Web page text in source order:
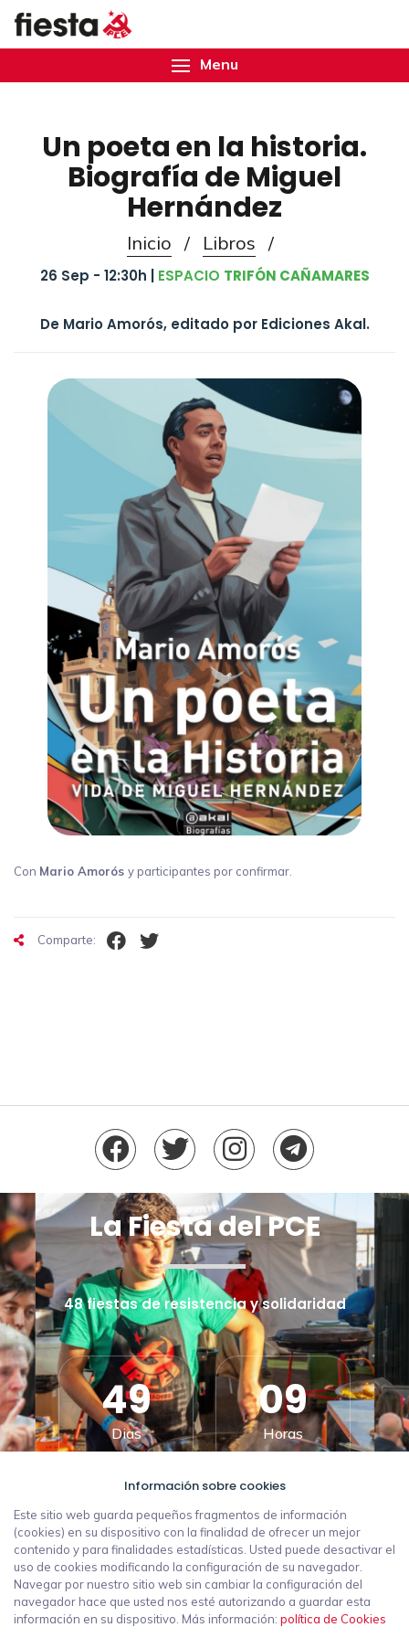
Menu
Información sobre cookies
Este sitio web guarda pequeños fragmentos de información
(cookies) en su dispositivo con la finalidad de ofrecer un mejor
contenido y para finalidades estadísticas. Usted puede desactivar el
uso de cookies modificando la configuración de su navegador.
Navegar por nuestro sitio web sin cambiar la configuración del
navegador hace que usted nos esté autorizando a guardar esta
información en su dispositivo. Más información: política de Cookies
Un poeta en la historia.
Biografía de Miguel
Hernández
Inicio / Libros /
26 Sep - 12:30h | ESPACIO TRIFÓN CAÑAMARES
De Mario Amorós, editado por Ediciones Akal.
Con Mario Amorós y participantes por confirmar.
Comparte:
La Fiesta del PCE
48 fiestas de resistencia y solidaridad
49
Dias
09
Horas
10
Minutos
59
Segundos